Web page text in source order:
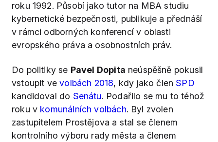
roku 1992. Působí jako tutor na MBA studiu
kybernetické bezpečnosti, publikuje a přednáší
v rámci odborných konferencí v oblasti
evropského práva a osobnostních práv.
Do politiky se Pavel Dopita neúspěšně pokusil
vstoupit vevolbách 2018, kdy jako člen SPD
kandidoval do Senátu. Podařilo se mu to téhož
roku v komunálních volbách. Byl zvolen
zastupitelem Prostějova a stal se členem
kontrolního výboru rady města a členem